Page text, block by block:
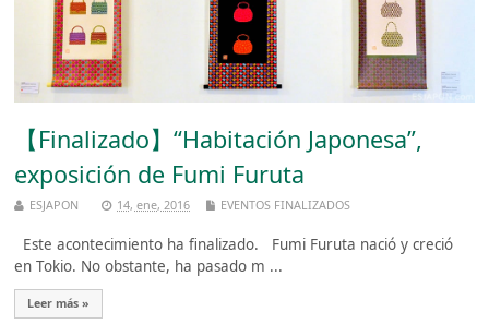
【Finalizado】“Habitación Japonesa”,
exposición de Fumi Furuta
ESJAPON 14, ene, 2016 EVENTOS FINALIZADOS
Este acontecimiento ha finalizado. Fumi Furuta nació y creció
en Tokio. No obstante, ha pasado m ...
Leer más »